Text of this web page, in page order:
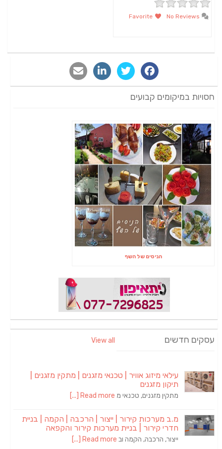
חסויות במיקומים קבועים
הניסים של השף
עסקים חדשים View all
עילאי מיזוג אוויר | טכנאי מזגנים | מתקין מזגנים |
תיקון מזגנים
מתקין מזגנים, טכנאי מ Read more [...]
מ.ב מערכות קירור | ייצור | הרכבה | הקמה | בניית
חדרי קירור | בניית מערכות קירור והקפאה
ייצור, הרכבה, הקמה וב Read more [...]